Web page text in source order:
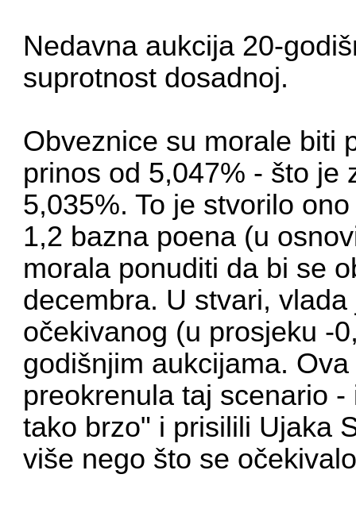
Nedavna aukcija 20-
suprotnost dosadnoj.
Obveznice su morale biti
prinos od 5,047% - što je
5,035%. To je stvorilo
1,2 bazna poena (u
morala ponuditi da bi se
decembra. U stvari,
očekivanog (u prosjeku -
godišnjim aukcijama.
preokrenula taj scenario
tako brzo" i prisilili Ujaka
više nego što se